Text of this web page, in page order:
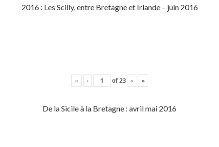
2016 : Les Scilly, entre Bretagne et Irlande – juin 2016
« ‹ of23 › »
De la Sicile à la Bretagne : avril mai 2016